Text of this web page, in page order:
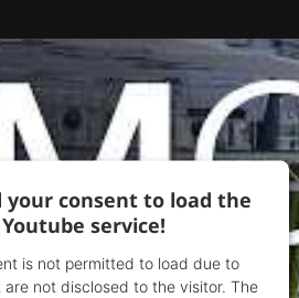
your consent to load the
Youtube service!
is not permitted to load due to
not disclosed to the visitor. The